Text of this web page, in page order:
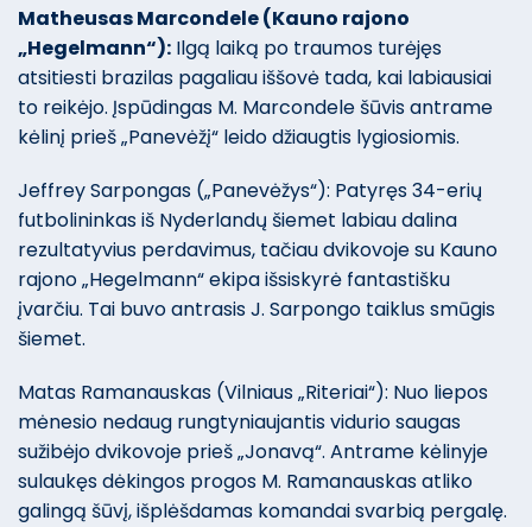
Matheusas Marcondele (Kauno rajono
„Hegelmann“): Ilgą laiką po traumos turėjęs
atsitiesti brazilas pagaliau iššovė tada, kai labiausiai
to reikėjo. Įspūdingas M. Marcondele šūvis antrame
kėlinį prieš „Panevėžį“ leido džiaugtis lygiosiomis.
Jeffrey Sarpongas („Panevėžys“): Patyręs 34-erių
futbolininkas iš Nyderlandų šiemet labiau dalina
rezultatyvius perdavimus, tačiau dvikovoje su Kauno
rajono „Hegelmann“ ekipa išsiskyrė fantastišku
įvarčiu. Tai buvo antrasis J. Sarpongo taiklus smūgis
šiemet.
Matas Ramanauskas (Vilniaus „Riteriai“): Nuo liepos
mėnesio nedaug rungtyniaujantis vidurio saugas
sužibėjo dvikovoje prieš „Jonavą“. Antrame kėlinyje
sulaukęs dėkingos progos M. Ramanauskas atliko
galingą šūvį, išplėšdamas komandai svarbią pergalę.